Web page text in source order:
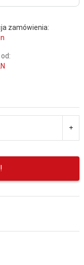
zamówienia: